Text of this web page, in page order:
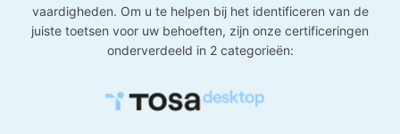
vaardigheden. Om u te helpen bij het identificeren van de
juiste toetsen voor uw behoeften, zijn onze certificeringen
onderverdeeld in 2 categorieën: